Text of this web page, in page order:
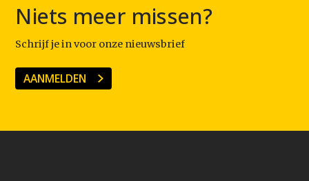
Niets meer missen?
Schrijf je in voor onze nieuwsbrief
AANMELDEN